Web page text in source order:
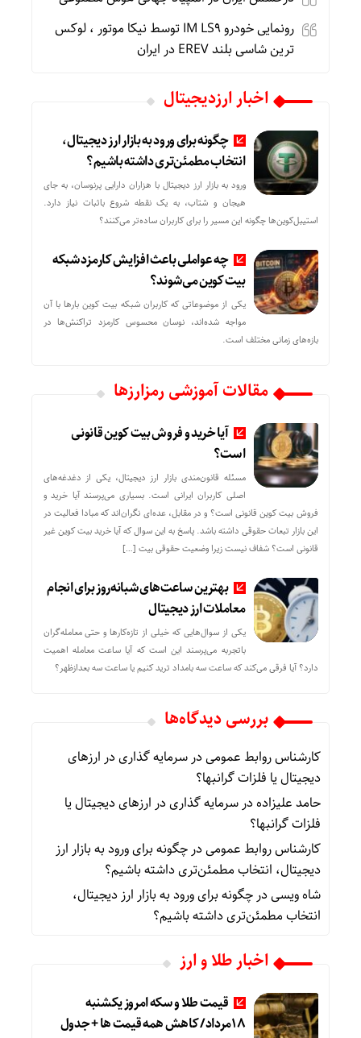
رونمایی خودرو IM LS9 توسط نیکا موتور ، لوکس
ترین شاسی بلند EREV در ایران
اخبار ارزدیجیتال
چگونه برای ورود به بازار ارز دیجیتال،
انتخاب مطمئن‌تری داشته باشیم؟
ورود به بازار ارز دیجیتال با هزاران دارایی پرنوسان، به جای
هیجان و شتاب، به یک نقطه شروع باثبات نیاز دارد.
استیبل‌کوین‌ها چگونه این مسیر را برای کاربران ساده‌تر می‌کنند؟
چه عواملی باعث افزایش کارمزد شبکه
بیت کوین می‌شوند؟
یکی از موضوعاتی که کاربران شبکه بیت کوین بارها با آن
مواجه شده‌اند، نوسان محسوس کارمزد تراکنش‌ها در
بازه‌های زمانی مختلف است.
مقالات آموزشی رمزارزها
آیا خرید و فروش بیت کوین قانونی
است؟
مسئله قانون‌مندی بازار ارز دیجیتال، یکی از دغدغه‌های
اصلی کاربران ایرانی است. بسیاری می‌پرسند آیا خرید و
فروش بیت کوین قانونی است؟ و در مقابل، عده‌ای نگران‌اند که مبادا فعالیت در
این بازار تبعات حقوقی داشته باشد. پاسخ به این سوال که آیا خرید بیت کوین غیر
قانونی است؟ شفاف نیست زیرا وضعیت حقوقی بیت‌ […]
بهترین ساعت‌های شبانه‌روز برای انجام
معاملات ارز دیجیتال
یکی از سوال‌هایی که خیلی از تازه‌کارها و حتی معامله‌گران
باتجربه می‌پرسند این است که آیا ساعت معامله اهمیت
دارد؟ آیا فرقی می‌کند که ساعت سه بامداد ترید کنیم یا ساعت سه بعدازظهر؟
بررسی دیدگاه‌ها
کارشناس روابط عمومیدرسرمایه گذاری در ارزهای
دیجیتال یا فلزات گرانبها؟
حامد علیزادهدرسرمایه گذاری در ارزهای دیجیتال یا
فلزات گرانبها؟
کارشناس روابط عمومیدرچگونه برای ورود به بازار ارز
دیجیتال، انتخاب مطمئن‌تری داشته باشیم؟
شاه ویسیدرچگونه برای ورود به بازار ارز دیجیتال،
انتخاب مطمئن‌تری داشته باشیم؟
اخبار طلا و ارز
قیمت طلا و سکه امروز یکشنبه
18مرداد/ کاهش همه قیمت ها + جدول